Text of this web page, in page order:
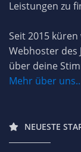
Leistungen zu
Seit 2015
Webhoster des
über deine
Mehr über
NEUESTE